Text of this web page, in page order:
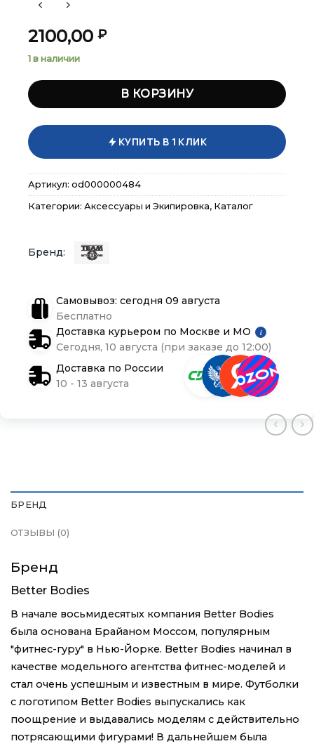
2100,00 ₽
1 в наличии
В КОРЗИНУ
КУПИТЬ В 1 КЛИК
Артикул: od000000484
Категории: Аксессуары и Экипировка, Каталог
Самовывоз: сегодня 09 августа
Бесплатно
Доставка курьером по Москве и МО
i
Сегодня, 10 августа (при заказе до 12:00)
Доставка по России
10 - 13 августа
БРЕНД
ОТЗЫВЫ (0)
Бренд
Better Bodies
В начале восьмидесятых компания Better Bodies
была основана Брайаном Моссом, популярным
"фитнес-гуру" в Нью-Йорке. Better Bodies начинал в
качестве модельного агентства фитнес-моделей и
стал очень успешным и известным в мире. Футболки
с логотипом Better Bodies выпускались как
поощрение и выдавались моделям с действительно
потрясающими фигурами! В дальнейшем была
Каталог
Бренды
Подарочные сертификаты
Доставка и оплата
Блог
Каталог
Бренды
Подарочные сертификаты
Доставка и оплата
Блог
Каталог
Бренды
Подарочные сертификаты
Доставка и оплата
Блог